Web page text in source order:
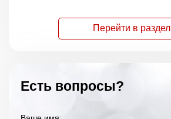
Перейти в раздел
Есть вопросы?